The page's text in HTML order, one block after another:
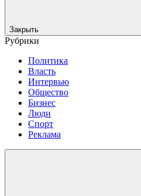
Закрыть
Рубрики
Политика
Власть
Интервью
Общество
Бизнес
Люди
Спорт
Реклама